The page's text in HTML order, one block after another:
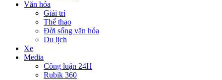
Văn hóa
Giải trí
Thể thao
Đời sống văn hóa
Du lịch
Xe
Media
Công luận 24H
Rubik 360